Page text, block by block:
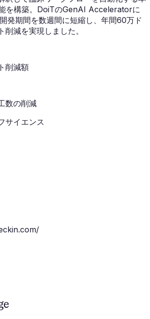
を構築。DoiTのGenAI Acceleratorに
発期間を数週間に短縮し、年間60万ド
削減を実現しました。
削減額
数の削減
サイエンス